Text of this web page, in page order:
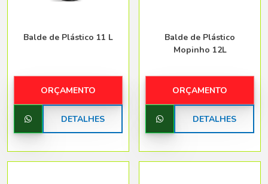
Balde de Plástico 11 L
ORÇAMENTO
DETALHES
Balde de Plástico
Mopinho 12L
ORÇAMENTO
DETALHES